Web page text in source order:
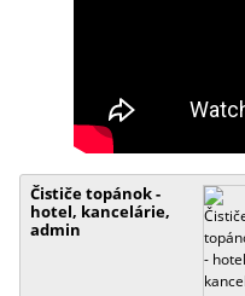
Čističe topánok -
hotel, kancelárie,
admin